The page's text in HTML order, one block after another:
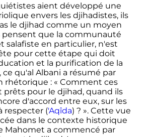
aient développé une
envers les djihadistes, ils
le djihad comme un moyen
pensent que la communauté
salafiste en particulier, n'est
pour cette étape qui doit
et la purification de la
qu'al Albani a résumé par
rhétorique : « Comment ces
prêts pour le djihad, quand ils
d'accord entre eux, sur les
respecter ('Aqîda) ? ». Cette vue
dans le contexte historique
Mahomet a commencé par